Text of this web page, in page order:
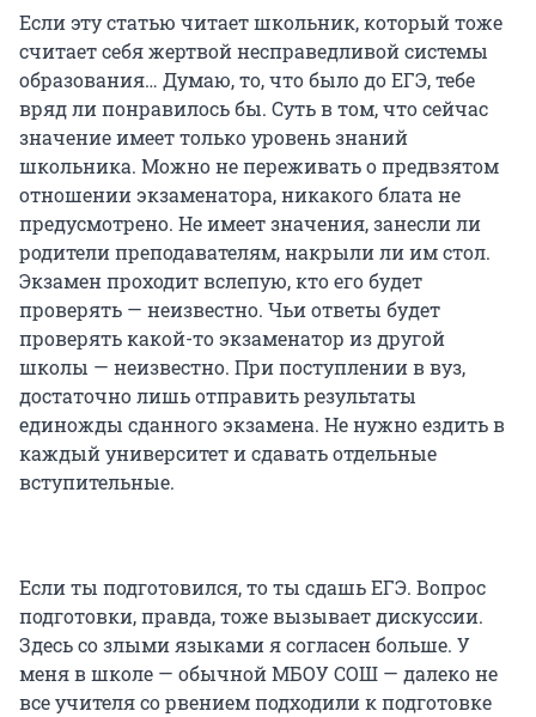
Если эту статью читает школьник, который тоже
считает себя жертвой несправедливой системы
образования… Думаю, то, что было до ЕГЭ, тебе
вряд ли понравилось бы. Суть в том, что сейчас
значение имеет только уровень знаний
школьника. Можно не переживать о предвзятом
отношении экзаменатора, никакого блата не
предусмотрено. Не имеет значения, занесли ли
родители преподавателям, накрыли ли им стол.
Экзамен проходит вслепую, кто его будет
проверять — неизвестно. Чьи ответы будет
проверять какой-то экзаменатор из другой
школы — неизвестно. При поступлении в вуз,
достаточно лишь отправить результаты
единожды сданного экзамена. Не нужно ездить в
каждый университет и сдавать отдельные
вступительные.
Если ты подготовился, то ты сдашь ЕГЭ. Вопрос
подготовки, правда, тоже вызывает дискуссии.
Здесь со злыми языками я согласен больше. У
меня в школе — обычной МБОУ СОШ — далеко не
все учителя со рвением подходили к подготовке